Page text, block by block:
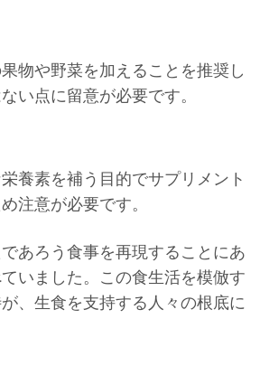
物や野菜を加えることを推奨し
い点に留意が必要です。
養素を補う目的でサプリメント
注意が必要です。
あろう食事を再現することにあ
いました。この食生活を模倣す
、生食を支持する人々の根底に